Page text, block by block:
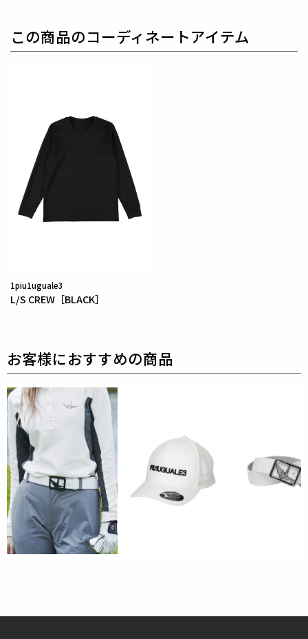
ね備えシーンを選ばない万能セットアップに仕上げて
います。
BEAT WARM HOUNDTOOTH / GLENCHECK
表地 : ポリエステル48% レーヨン48% ポリウレタン
4%
別布 : コットン100%
ポリエステル：レーヨンの割合が50：50の特殊混紡
ビ使いしています。
この商品のコーディネートアイテム
1piu1uguale3
L/S CREW［BLACK］